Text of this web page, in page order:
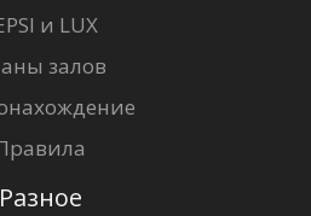
и LUX
залов
Разное